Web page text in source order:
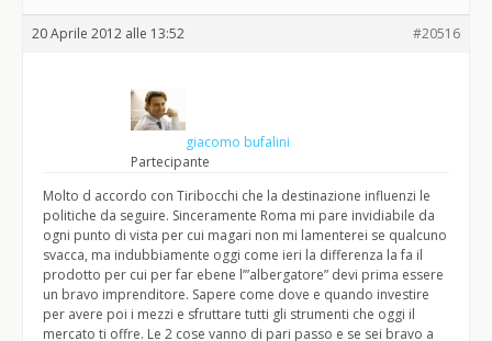
20 Aprile 2012 alle 13:52 #20516
giacomo bufalini
Partecipante
Molto d accordo con Tiribocchi che la destinazione influenzi le
politiche da seguire. Sinceramente Roma mi pare invidiabile da
ogni punto di vista per cui magari non mi lamenterei se qualcuno
svacca, ma indubbiamente oggi come ieri la differenza la fa il
prodotto per cui per far ebene l’”albergatore” devi prima essere
un bravo imprenditore. Sapere come dove e quando investire
per avere poi i mezzi e sfruttare tutti gli strumenti che oggi il
mercato ti offre. Le 2 cose vanno di pari passo e se sei bravo a